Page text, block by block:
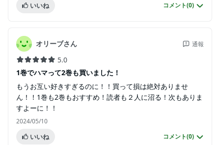
いいね コメント(0)
オリーブさん 通報
5.0
1巻でハマって2巻も買いました！
もうお互い好きすぎるのに！！買って損は絶対ありませ
ん！！1巻も2巻もおすすめ！読者も２人に沼る！次もありま
すよーに！！
2024/05/10
いいね コメント(0)